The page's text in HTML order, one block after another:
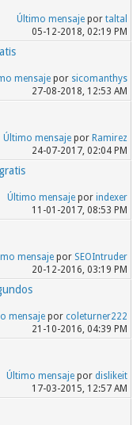
Último mensajepor taltal
05-12-2018, 02:19 PM
mensajepor sicomanthys
27-08-2018, 12:53 AM
Último mensajepor Ramirez
24-07-2017, 02:04 PM
Último mensajepor indexer
11-01-2017, 08:53 PM
mensajepor SEOIntruder
20-12-2016, 03:19 PM
mensajepor coleturner222
21-10-2016, 04:39 PM
Último mensajepor dislikeit
17-03-2015, 12:57 AM